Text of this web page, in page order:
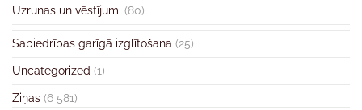
Uzrunas un vēstījumi (80)
Sabiedrības garīgā izglītošana (25)
Uncategorized (1)
Ziņas (6 581)